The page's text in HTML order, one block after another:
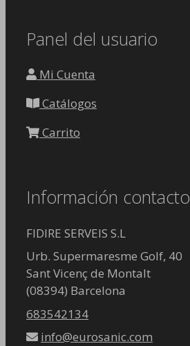
Panel del usuario
Mi Cuenta
Catálogos
Carrito
Información contacto
FIDIRE SERVEIS S.L
Urb. Supermaresme Golf, 40
Sant Vicenç de Montalt
(08394) Barcelona
683542134
info@eurosanic.com